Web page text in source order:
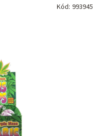
Kód: 993945